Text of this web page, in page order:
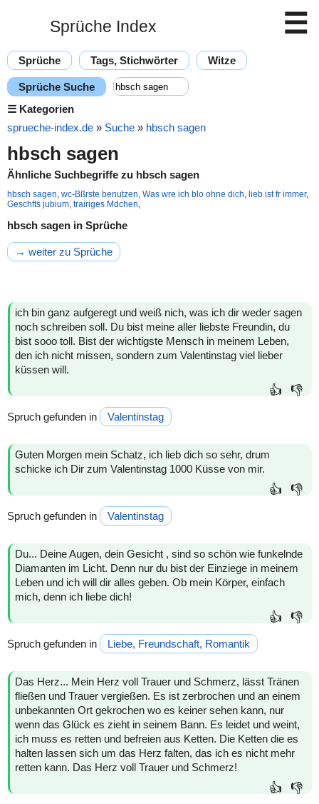
Sprüche Index ☰
Sprüche Tags, Stichwörter Witze
Sprüche Suche
☰ Kategorien
sprueche-index.de » Suche » hbsch sagen
hbsch sagen
Ähnliche Suchbegriffe zu hbsch sagen
hbsch sagen, wc-Bßrste benutzen, Was wre ich blo ohne dich, lieb ist fr immer,
Geschfts jubium, trairiges Mdchen,
hbsch sagen in Sprüche
→ weiter zu Sprüche
ich bin ganz aufgeregt und weiß nich, was ich dir weder sagen
noch schreiben soll. Du bist meine aller liebste Freundin, du
bist sooo toll. Bist der wichtigste Mensch in meinem Leben,
den ich nicht missen, sondern zum Valentinstag viel lieber
küssen will.
👍 👎
Spruch gefunden in Valentinstag
Guten Morgen mein Schatz, ich lieb dich so sehr, drum
schicke ich Dir zum Valentinstag 1000 Küsse von mir.
👍 👎
Spruch gefunden in Valentinstag
Du... Deine Augen, dein Gesicht , sind so schön wie funkelnde
Diamanten im Licht. Denn nur du bist der Einziege in meinem
Leben und ich will dir alles geben. Ob mein Körper, einfach
mich, denn ich liebe dich!
👍 👎
Spruch gefunden in Liebe, Freundschaft, Romantik
Das Herz... Mein Herz voll Trauer und Schmerz, lässt Tränen
fließen und Trauer vergießen. Es ist zerbrochen und an einem
unbekannten Ort gekrochen wo es keiner sehen kann, nur
wenn das Glück es zieht in seinem Bann. Es leidet und weint,
ich muss es retten und befreien aus Ketten. Die Ketten die es
halten lassen sich um das Herz falten, das ich es nicht mehr
retten kann. Das Herz voll Trauer und Schmerz!
👍 👎